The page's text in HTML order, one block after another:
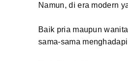
Namun, di era modern
Baik pria maupun
sama-sama